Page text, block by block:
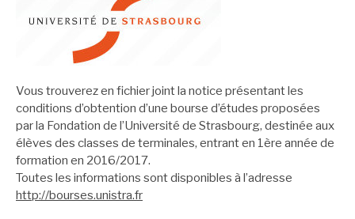
Vous trouverez en fichier joint la notice présentant les
conditions d’obtention d’une bourse d’études proposées
par la Fondation de l’Université de Strasbourg, destinée aux
élèves des classes de terminales, entrant en 1ère année de
formation en 2016/2017.
Toutes les informations sont disponibles à l’adresse
http://bourses.unistra.fr